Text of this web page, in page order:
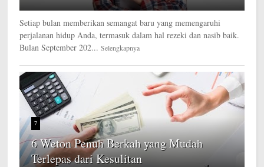
Setiap bulan memberikan semangat baru yang memengaruhi
perjalanan hidup Anda, termasuk dalam hal rezeki dan nasib baik.
Bulan September 202... Selengkapnya
7
6 Weton Penuh Berkah yang Mudah
Terlepas dari Kesulitan